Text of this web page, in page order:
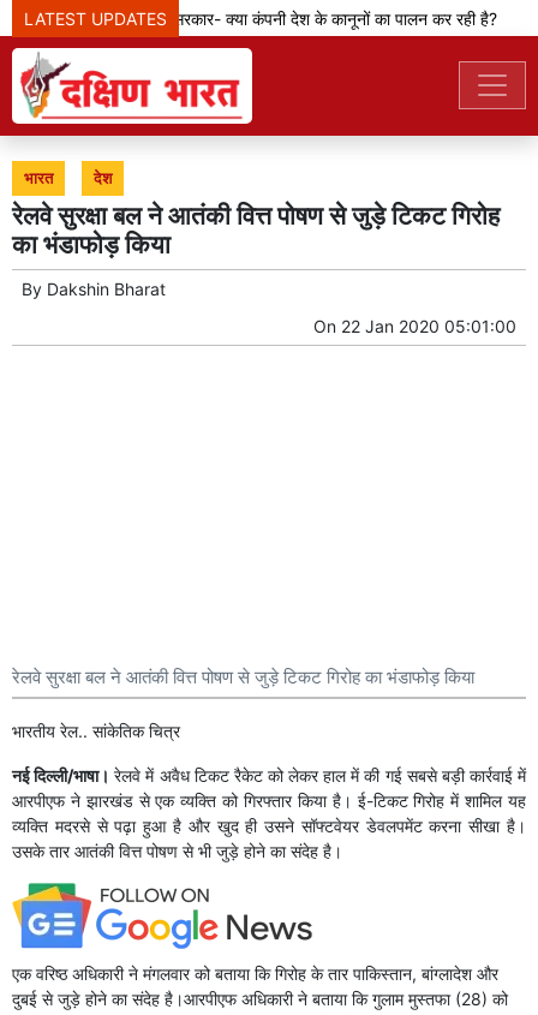
LATEST UPDATES
मेटा टीम से पूछ रही सरकार- क्या कंपनी देश के कानूनों का पालन कर रही है?
भारत देश
रेलवे सुरक्षा बल ने आतंकी वित्त पोषण से जुड़े टिकट गिरोह
का भंडाफोड़ किया
By Dakshin Bharat
On 22 Jan 2020 05:01:00
रेलवे सुरक्षा बल ने आतंकी वित्त पोषण से जुड़े टिकट गिरोह का भंडाफोड़ किया
भारतीय रेल.. सांकेतिक चित्र
नई दिल्ली/भाषा। रेलवे में अवैध टिकट रैकेट को लेकर हाल में की गई सबसे बड़ी कार्रवाई में
आरपीएफ ने झारखंड से एक व्यक्ति को गिरफ्तार किया है। ई-टिकट गिरोह में शामिल यह
व्यक्ति मदरसे से पढ़ा हुआ है और खुद ही उसने सॉफ्टवेयर डेवलपमेंट करना सीखा है।
उसके तार आतंकी वित्त पोषण से भी जुड़े होने का संदेह है।
एक वरिष्ठ अधिकारी ने मंगलवार को बताया कि गिरोह के तार पाकिस्तान, बांग्लादेश और
दुबई से जुड़े होने का संदेह है।आरपीएफ अधिकारी ने बताया कि गुलाम मुस्तफा (28) को